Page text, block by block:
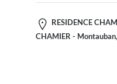
RESIDENCE
CHAMIER -